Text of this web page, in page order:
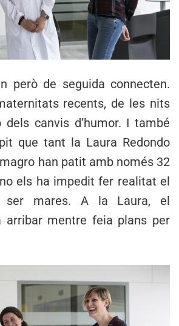
però de seguida connecten.
recents, de les nits
canvis d’humor. I també
que tant la Laura Redondo
han patit amb només 32
els ha impedit fer realitat el
ser mares. A la Laura, el
arribar mentre feia plans per